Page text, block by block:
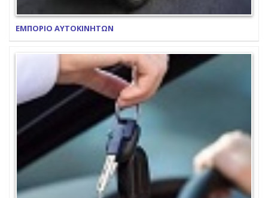
ΕΜΠΟΡΙΟ ΑΥΤΟΚΙΝΗΤΩΝ